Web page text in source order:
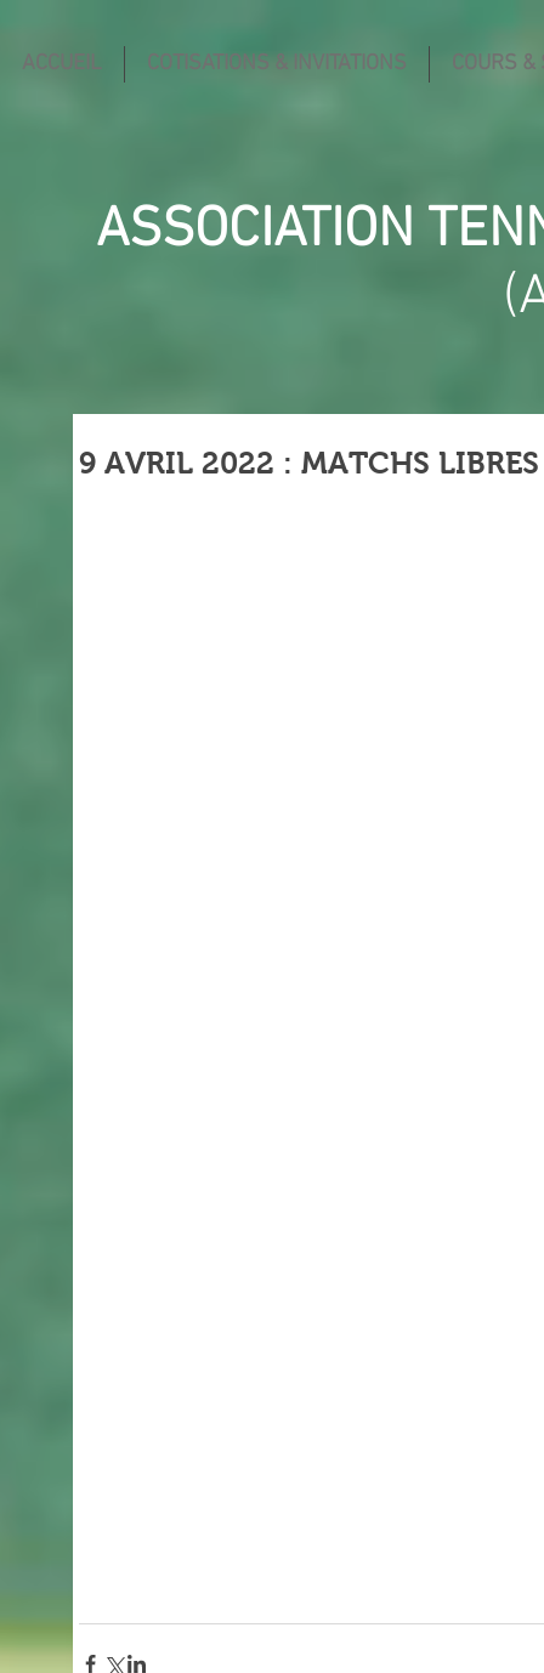
ACCUEIL COTISATIONS & INVITATIONS COURS &
ASSOCIATION
9 AVRIL 2022 : MATCHS LIBRES